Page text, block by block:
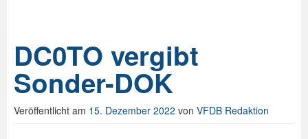
DC0TO vergibt
Sonder-DOK
Veröffentlicht am 15. Dezember 2022 von VFDB Redaktion